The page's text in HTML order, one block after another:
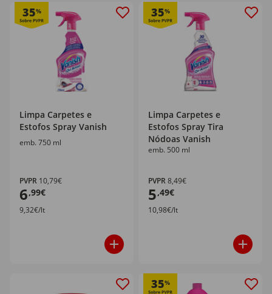
35%
Limpa Carpetes e
Estofos Spray Vanish
emb. 750 ml
PVPR 10,79€
6,99€
9,32€/lt
35%
Limpa Carpetes e
Estofos Spray Tira
Nódoas Vanish
emb. 500 ml
PVPR8,49€
5,49€
10,98€/lt
35%